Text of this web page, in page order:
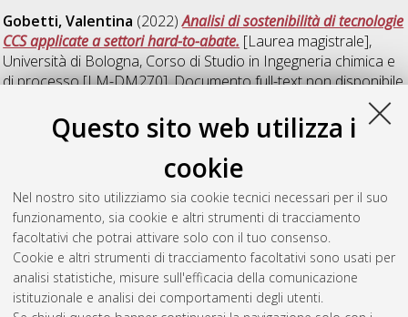
Questo sito web utilizza i
cookie
Nel nostro sito utilizziamo sia cookie tecnici necessari per il suo
funzionamento, sia cookie e altri strumenti di tracciamento
facoltativi che potrai attivare solo con il tuo consenso.
Cookie e altri strumenti di tracciamento facoltativi sono usati per
analisi statistiche, misure sull'efficacia della comunicazione
istituzionale e analisi dei comportamenti degli utenti.
Gobetti, Valentina (2022)Analisi di sostenibilità di tecnologie
CCS applicate a settori hard-to-abate. [Laurea magistrale],
Università di Bologna, Corso di Studio in Ingegneria chimica e
di processo [LM-DM270], Documento full-text non disponibile
nell’analisi di ciclo di vita.[Laurea magistrale], Università di
Bologna, Corso di Studio in Ingegneria per l'ambiente e il
territorio [LM-DM270], Documento full-text non disponibile
Questa lista e' stata generata ilThu Aug 6 16:09:01 2026